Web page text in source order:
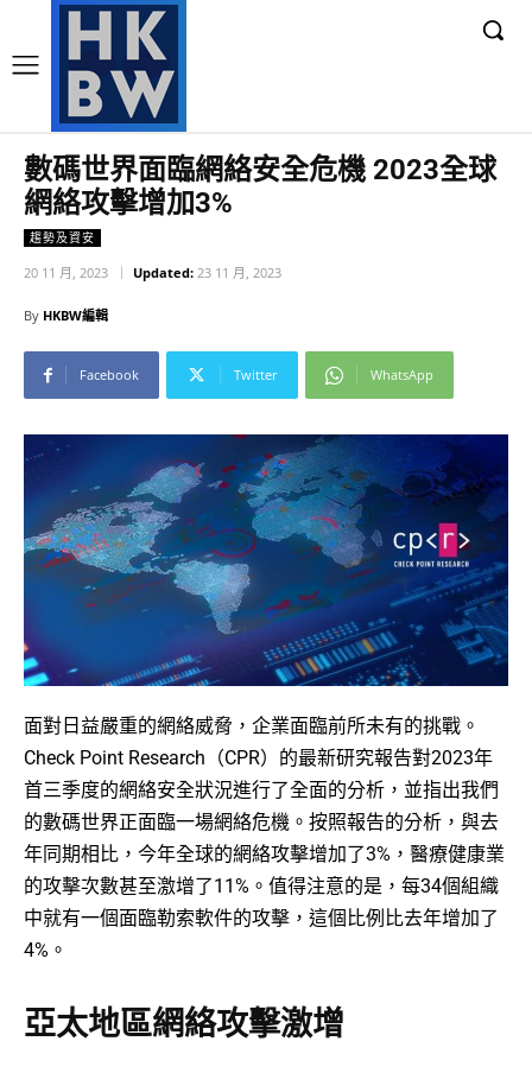
數碼世界面臨網絡安全危機 2023全球
網絡攻擊增加3%
趨勢及資安
20 11 月, 2023 Updated: 23 11 月, 2023
By HKBW編輯
Facebook Twitter WhatsApp
面對日益嚴重的網絡威脅，企業面臨前所未有的挑戰。
Check Point Research（CPR）的最新研究報告對2023年
首三季度的網絡安全狀況進行了全面的分析，並指出我們
的數碼世界正面臨一場網絡危機。按照報告的分析，與去
年同期相比，今年全球的網絡攻擊增加了3%，醫療健康業
的攻擊次數甚至激增了11%。值得注意的是，每34個組織
中就有一個面臨勒索軟件的攻擊，這個比例比去年增加了
4%。
亞太地區網絡攻擊激增